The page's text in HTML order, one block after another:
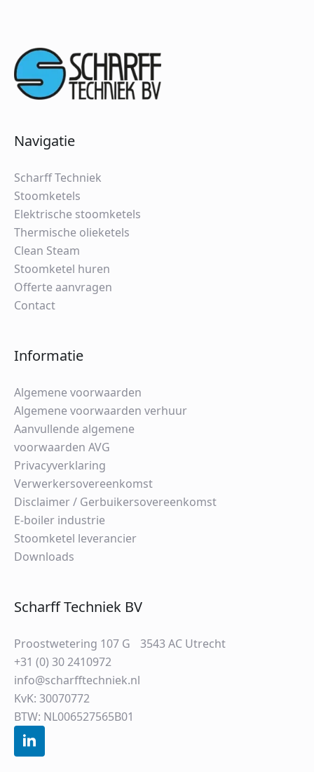
Navigatie
Scharff Techniek
Stoomketels
Elektrische stoomketels
Thermische olieketels
Clean Steam
Stoomketel huren
Offerte aanvragen
Contact
Informatie
Algemene voorwaarden
Algemene voorwaarden verhuur
Aanvullende algemene
voorwaarden AVG
Privacyverklaring
Verwerkersovereenkomst
Disclaimer / Gerbuikersovereenkomst
E-boiler industrie
Stoomketel leverancier
Downloads
Scharff Techniek BV
Proostwetering 107 G 3543 AC Utrecht
+31 (0) 30 2410972
info@scharfftechniek.nl
KvK: 30070772
BTW: NL006527565B01